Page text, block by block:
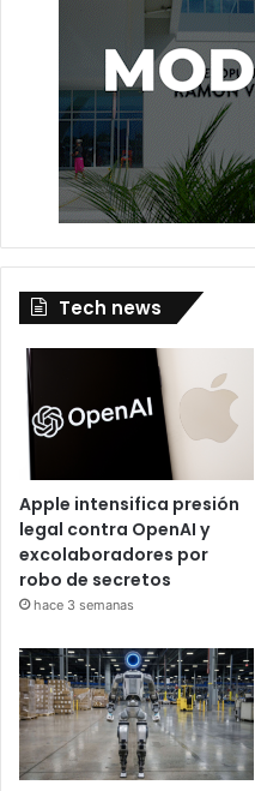
Tech news
Apple intensifica presión
legal contra OpenAI y
excolaboradores por
robo de secretos
hace 3 semanas